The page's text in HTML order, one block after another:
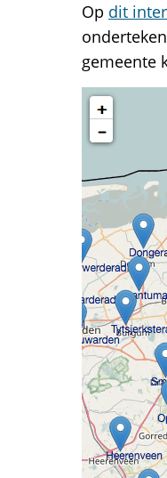
Op dit
gemeente